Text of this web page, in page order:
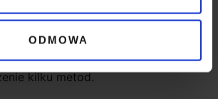
ODMOWA
stanu skóry głowy oraz
kilku metod.